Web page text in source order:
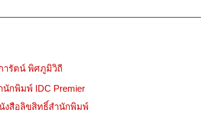
ารัตน์ พิศภูมิวิถี
นักพิมพ์ IDC Premier
งสือลิขสิทธิ์สำนักพิมพ์